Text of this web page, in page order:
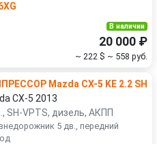
В наличии
20 000 ₽
~ 222 $ ~ 558 руб.
Mazda CX-5 KE 2.2 SH
CX-5 2013
SH-VPTS, дизель, АКПП
5 дв., передний